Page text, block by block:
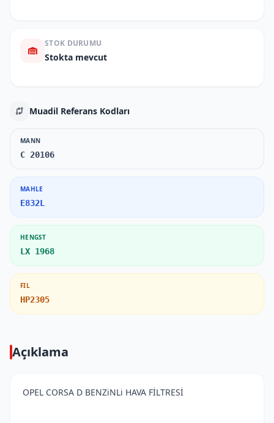
STOK DURUMU
Stokta mevcut
Muadil Referans Kodları
MANN
C 20106
MAHLE
E832L
HENGST
LX 1968
FIL
HP2305
Açıklama
OPEL CORSA D BENZiNLi HAVA FİLTRESİ